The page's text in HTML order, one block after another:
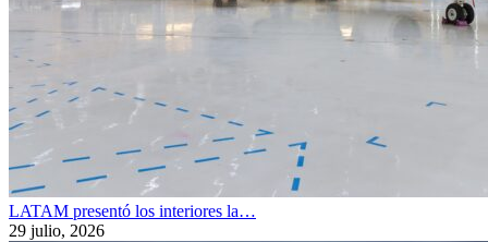
LATAM presentó los interiores la…
29 julio, 2026